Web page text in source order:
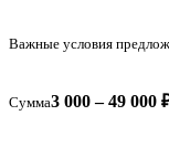
Важные условия
Сумма3 000 – 49 000